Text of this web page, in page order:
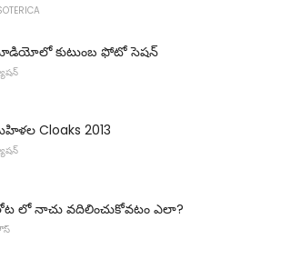
కుటుంబ ఫోటో సెషన్
Cloaks 2013
లో నాచు వదిలించుకోవటం ఎలా?